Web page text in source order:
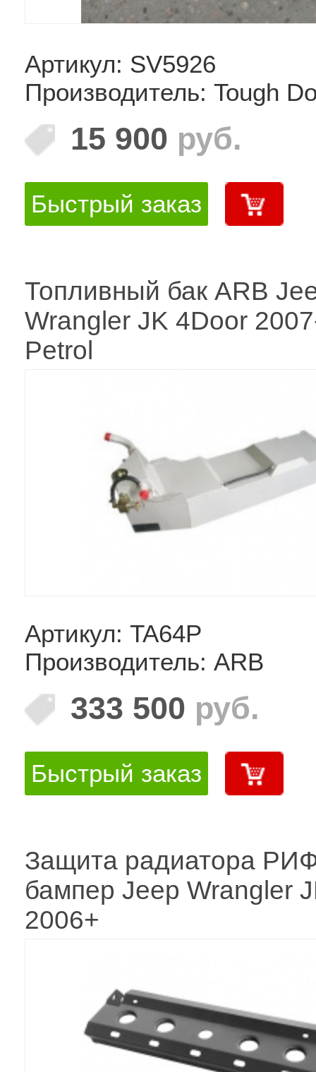
Артикул: SV5926
Производитель: Tough
15 900 руб.
Быстрый заказ
Топливный бак ARB
Wrangler JK 4Door
Petrol
Артикул: TA64P
Производитель: ARB
333 500 руб.
Быстрый заказ
Защита радиатора
бампер Jeep Wrangler
2006+